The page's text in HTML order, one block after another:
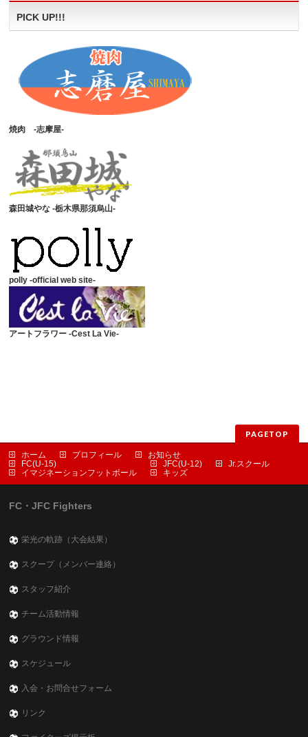
PICK UP!!!
焼肉 -志摩屋-
森田城やな -栃木県那須烏山-
polly -official web site-
アートフラワー -Cest La Vie-
PAGETOP
ホーム プロフィール
お知らせ
FC(U-15)
イマジネーションフットボール
JFC(U-12)
Jr.スクール
キッズ
FC・JFC Fighters
栄光の軌跡（大会結果）
スクープ（メンバー連絡）
スタッフ紹介
チーム活動情報
グラウンド情報
スケジュール
入会・お問合せフォーム
リンク